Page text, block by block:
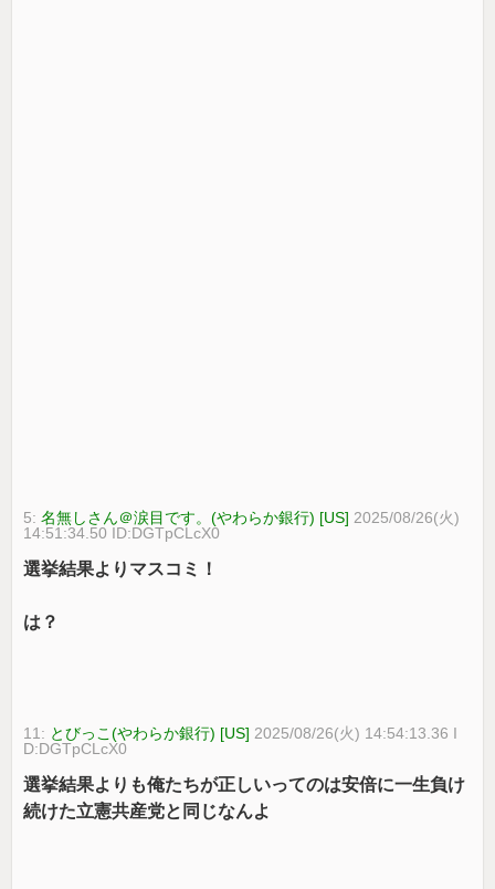
5:名無しさん＠涙目です。(やわらか銀行) [US] 2025/08/26(火)
14:51:34.50 ID:DGTpCLcX0
選挙結果よりマスコミ！
は？
11: とびっこ(やわらか銀行) [US] 2025/08/26(火) 14:54:13.36 I
D:DGTpCLcX0
選挙結果よりも俺たちが正しいってのは安倍に一生負け
続けた立憲共産党と同じなんよ